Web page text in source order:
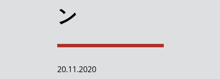
完璧な資材管理
SiPのためのスピードと精度
SMT製造における詳細分析
ン
20.11.2020